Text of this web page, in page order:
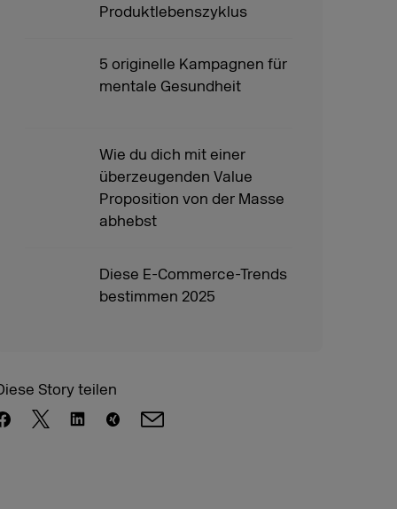
Produktlebenszyklus
5 originelle Kampagnen für
mentale Gesundheit
Wie du dich mit einer
überzeugenden Value
Proposition von der Masse
abhebst
Diese E-Commerce-Trends
bestimmen 2025
Story teilen